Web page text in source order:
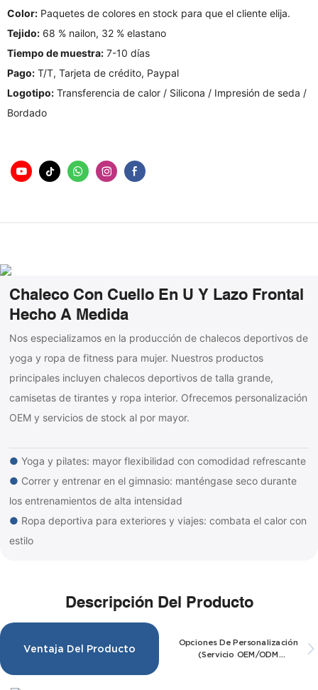
Color: Paquetes de colores en stock para que el cliente elija.
Tejido: 68 % nailon, 32 % elastano
Tiempo de muestra: 7-10 días
Pago: T/T, Tarjeta de crédito, Paypal
Logotipo: Transferencia de calor / Silicona / Impresión de seda /
Bordado
Chaleco Con Cuello En U Y Lazo Frontal
Hecho A Medida
Nos especializamos en la producción de chalecos deportivos de
yoga y ropa de fitness para mujer. Nuestros productos
principales incluyen chalecos deportivos de talla grande,
camisetas de tirantes y ropa interior. Ofrecemos personalización
OEM y servicios de stock al por mayor.
● Yoga y pilates: mayor flexibilidad con comodidad refrescante
● Correr y entrenar en el gimnasio: manténgase seco durante
los entrenamientos de alta intensidad
● Ropa deportiva para exteriores y viajes: combata el calor con
estilo
Descripción Del Producto
Ventaja Del Producto
Opciones De Personalización
(servicio OEM/ODM